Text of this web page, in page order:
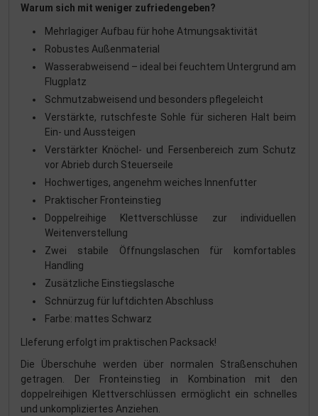
Warum sich mit weniger zufriedengeben?
Mehrlagiger Aufbau für hohe Atmungsaktivität
Robustes Außenmaterial
Wasserabweisend – ideal bei feuchtem Untergrund am
Flugplatz
Schmutzabweisend und besonders pflegeleicht
Verstärkte, rutschfeste Sohle für sicheren Halt beim
Ein- und Aussteigen
Verstärkter Knöchel- und Fersenbereich zum Schutz
vor Abrieb durch Steuerseile
Hochwertiges, angenehm weiches Innenfutter
Praktischer Fronteinstieg
Doppelreihige Klettverschlüsse zur individuellen
Weitenverstellung
Zwei stabile Öffnungslaschen für komfortables
Handling
Zusätzliche Einstiegslasche
Schnürzug für luftdichten Abschluss
Farbe: mattes Schwarz
LIeferung erfolgt im praktischen Packsack!
Die Überschuhe werden über normalen Straßenschuhen
getragen. Der Fronteinstieg in Kombination mit den
doppelreihigen Klettverschlüssen ermöglicht ein schnelles
und unkompliziertes Anziehen.